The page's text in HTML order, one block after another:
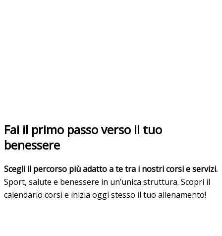
Fai il primo passo verso il tuo
benessere
Scegli il percorso più adatto a te tra i nostri corsi e servizi.
Sport, salute e benessere in un’unica struttura. Scopri il
calendario corsi e inizia oggi stesso il tuo allenamento!